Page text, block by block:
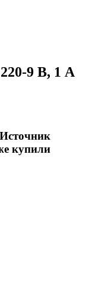
9 В, 1 А
купили